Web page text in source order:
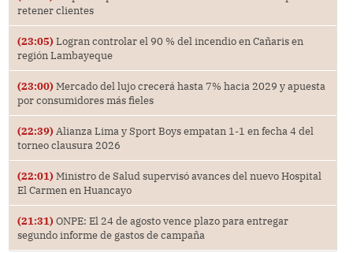
retener clientes
(23:05) Logran controlar el 90 % del incendio en Cañaris en
región Lambayeque
(23:00) Mercado del lujo crecerá hasta 7% hacia 2029 y apuesta
por consumidores más fieles
(22:39) Alianza Lima y Sport Boys empatan 1-1 en fecha 4 del
torneo clausura 2026
(22:01) Ministro de Salud supervisó avances del nuevo Hospital
El Carmen en Huancayo
(21:31) ONPE: El 24 de agosto vence plazo para entregar
segundo informe de gastos de campaña